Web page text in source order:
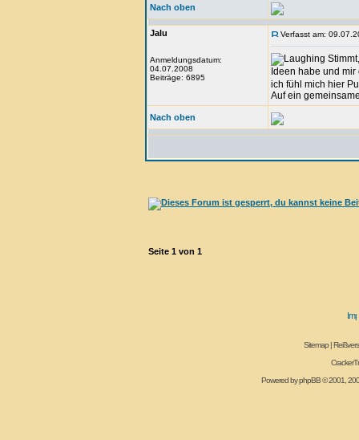
Nach oben
Jalu
Anmeldungsdatum:
04.07.2008
Beiträge: 6895
Verfasst am:
Ideen habe und
ich fühl mich hier
Auf ein
Nach oben
Seite 1 von 1
Sitemap|
Powered byphpBB© 2001,